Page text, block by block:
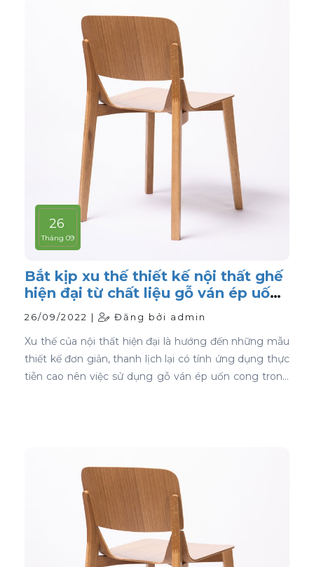
26
Tháng 09
Bắt kịp xu thế thiết kế nội thất ghế
hiện đại từ chất liệu gỗ ván ép uốn
cong
26/09/2022 | Đăng bởi admin
Xu thế của nội thất hiện đại là hướng đến những mẫu
thiết kế đơn giản, thanh lịch lại có tính ứng dụng thực
tiễn cao nên việc sử dụng gỗ ván ép uốn cong trong